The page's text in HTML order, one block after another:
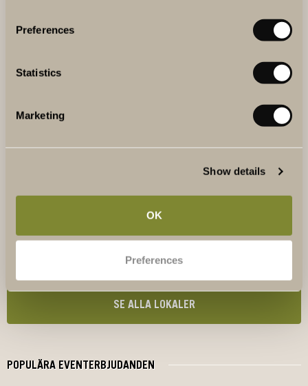
Preferences
Statistics
Marketing
Show details
OK
Preferences
Winery Studio är en av våra mer kreativa lokaler. Här kan
upp papper och skisser på väggen för bättre överblick.
SE ALLA LOKALER
POPULÄRA EVENTERBJUDANDEN